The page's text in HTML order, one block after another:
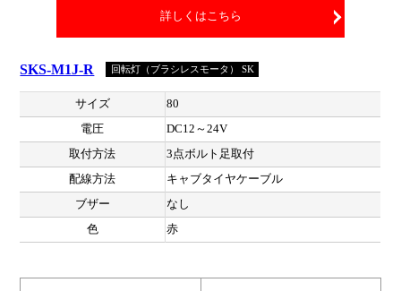
詳しくはこちら
SKS-M1J-R 回転灯（ブラシレスモータ） SK
サイズ
80
電圧
DC12～24V
取付方法
3点ボルト足取付
配線方法
キャブタイヤケーブル
ブザー
なし
色
赤